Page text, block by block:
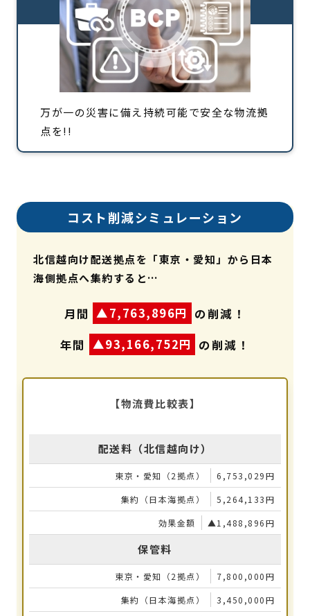
万が一の災害に備え持続可能で安全な物流拠
点を!!
コスト削減シミュレーション
北信越向け配送拠点を「東京・愛知」から日本
海側拠点へ集約すると…
月間 ▲7,763,896円 の削減！
年間 ▲93,166,752円 の削減！
【物流費比較表】
配送料（北信越向け）
6,753,029円
5,264,133円
▲1,488,896円
保管料
7,800,000円
3,450,000円